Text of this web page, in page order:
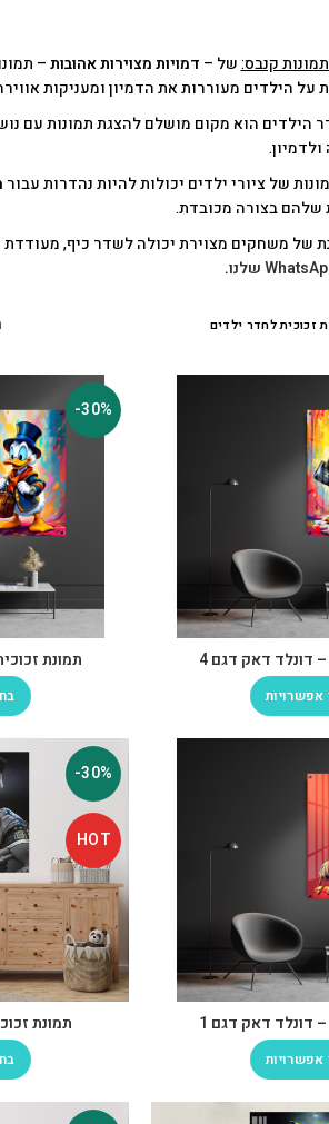
קנבס:של – דמויות מצוירות אהובות–
על הילדים מעוררות את הדמיון ומעניקות
הילדים הוא מקום מושלם להצגת תמונות עם
של ציורי ילדים יכולות להיות נהדרות עבור
שלהם בצורה מכובדת.
של משחקים מצוירת יכולה לשדר כיף,
.
זכוכית לחדר ילדים
דונלד דאק דגם 4
אפשרויות
-30%
תמונת
דונלד דאק דגם 1
אפשרויות
-30%
HOT
תמונת